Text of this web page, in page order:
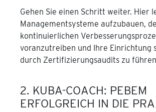
Gehen Sie einen Schritt weiter. Hier
Managementsysteme aufzubauen,
kontinuierlichen
voranzutreiben und Ihre Einrichtung
durch Zertifizierungsaudits zu
2. KUBA-COACH: PEBEM
ERFOLGREICH IN DIE